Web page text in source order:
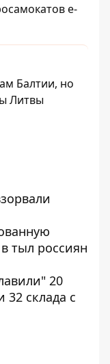
e-
Балтии, но
Литвы
тыл россиян
20
32 склада с